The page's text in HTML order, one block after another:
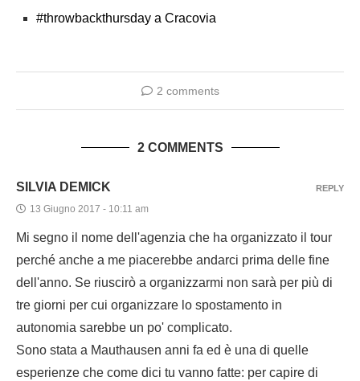
#throwbackthursday a Cracovia
2 comments
2 COMMENTS
SILVIA DEMICK
13 Giugno 2017 - 10:11 am
Mi segno il nome dell'agenzia che ha organizzato il tour
perché anche a me piacerebbe andarci prima delle fine
dell'anno. Se riuscirò a organizzarmi non sarà per più di
tre giorni per cui organizzare lo spostamento in
autonomia sarebbe un po' complicato.
Sono stata a Mauthausen anni fa ed è una di quelle
esperienze che come dici tu vanno fatte: per capire di
REPLY